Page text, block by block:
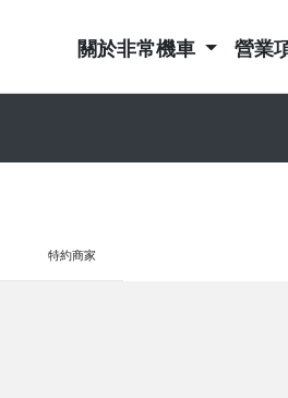
關於非常機車 營業
特約商家